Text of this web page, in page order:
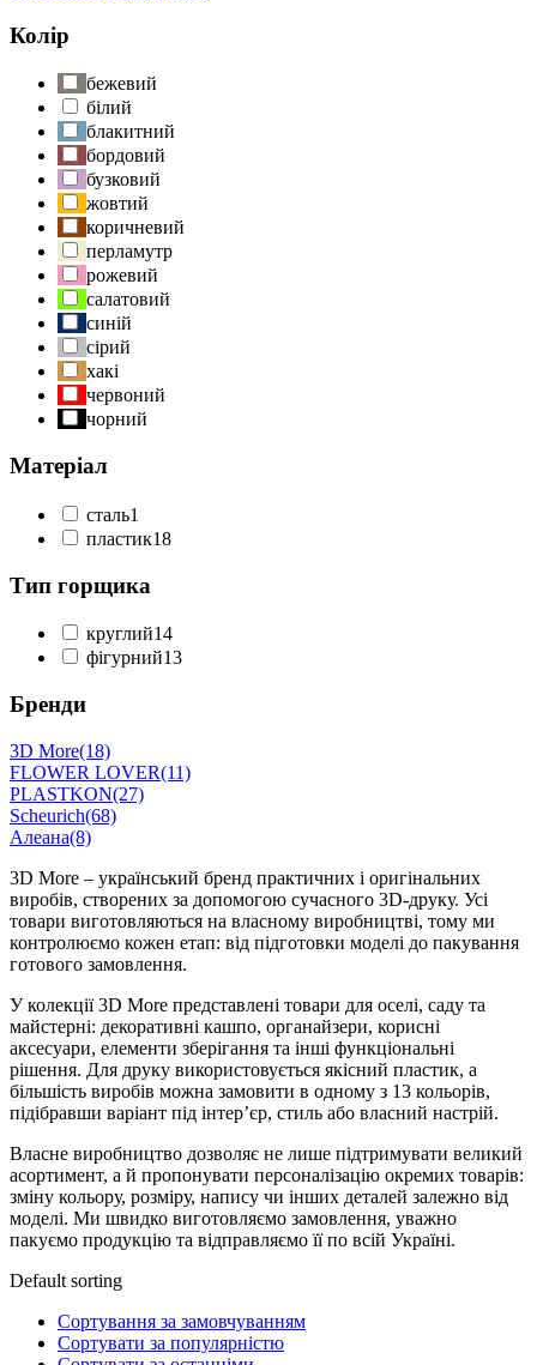
Колір
бежевий
білий
блакитний
бордовий
бузковий
жовтий
коричневий
перламутр
рожевий
салатовий
синій
сірий
хакі
червоний
чорний
Матеріал
cталь1
пластик18
Тип горщика
круглий14
фігурний13
Бренди
3D More(18)
FLOWER LOVER(11)
PLASTKON(27)
Scheurich(68)
Алеана(8)
3D More – український бренд практичних і оригінальних
виробів, створених за допомогою сучасного 3D-друку. Усі
товари виготовляються на власному виробництві, тому ми
контролюємо кожен етап: від підготовки моделі до пакування
готового замовлення.
У колекції 3D More представлені товари для оселі, саду та
майстерні: декоративні кашпо, органайзери, корисні
аксесуари, елементи зберігання та інші функціональні
рішення. Для друку використовується якісний пластик, а
більшість виробів можна замовити в одному з 13 кольорів,
підібравши варіант під інтер’єр, стиль або власний настрій.
Власне виробництво дозволяє не лише підтримувати великий
асортимент, а й пропонувати персоналізацію окремих товарів:
зміну кольору, розміру, напису чи інших деталей залежно від
моделі. Ми швидко виготовляємо замовлення, уважно
пакуємо продукцію та відправляємо її по всій Україні.
Default sorting
Сортування за замовчуванням
Сортувати за популярністю